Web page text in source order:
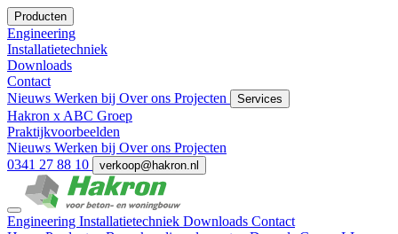
Producten
Engineering
Installatietechniek
Downloads
Contact
Nieuws Werken bij Over ons Projecten Services
Hakron x ABC Groep
Praktijkvoorbeelden
Nieuws Werken bij Over ons Projecten
0341 27 88 10
verkoop@hakron.nl
Engineering Installatietechniek Downloads Contact